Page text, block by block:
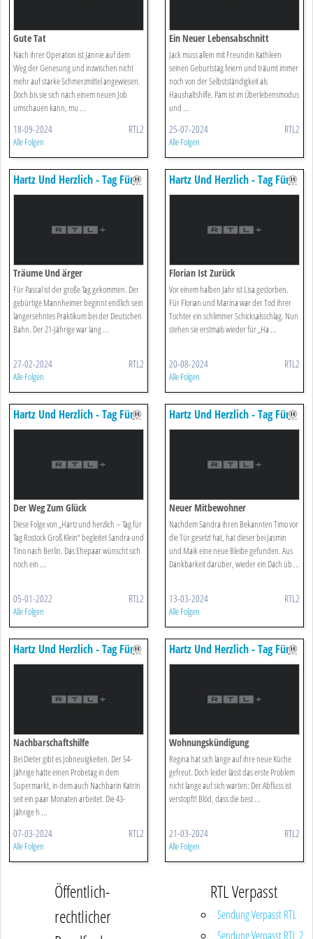
Gute Tat
Nach ihrer Operation ist Jannie auf dem
Weg der Genesung und inzwischen nicht
mehr auf starke Schmerzmittel angewiesen.
Doch bis sie sich nach einem neuen Job
umschauen kann, mu ...
18-09-2024 RTL2
Alle Folgen
Ein Neuer Lebensabschnitt
Jack muss allein mit Freundin Kathleen
seinen Geburtstag feiern und träumt immer
noch von der Selbstständigkeit als
Haushaltshilfe. Pam ist im Überlebensmodus
und ...
25-07-2024 RTL2
Alle Folgen
Hartz Und Herzlich - Tag Für
Tag
Träume Und ärger
Für Pascal ist der große Tag gekommen. Der
gebürtige Mannheimer beginnt endlich sein
langersehntes Praktikum bei der Deutschen
Bahn. Der 21-Jährige war lang ...
27-02-2024 RTL2
Alle Folgen
Hartz Und Herzlich - Tag Für
Tag
Florian Ist Zurück
Vor einem halben Jahr ist Lisa gestorben.
Für Florian und Marina war der Tod ihrer
Tochter ein schlimmer Schicksalsschlag. Nun
stehen sie erstmals wieder für „Ha ...
20-08-2024 RTL2
Alle Folgen
Hartz Und Herzlich - Tag Für
Tag
Der Weg Zum Glück
Diese Folge von „Hartz und herzlich – Tag für
Tag Rostock Groß Klein“ begleitet Sandra und
Tino nach Berlin. Das Ehepaar wünscht sich
noch ein ...
05-01-2022 RTL2
Alle Folgen
Hartz Und Herzlich - Tag Für
Tag
Neuer Mitbewohner
Nachdem Sandra ihren Bekannten Timo vor
die Tür gesetzt hat, hat dieser bei Jasmin
und Maik eine neue Bleibe gefunden. Aus
Dankbarkeit darüber, wieder ein Dach üb ...
13-03-2024 RTL2
Alle Folgen
Hartz Und Herzlich - Tag Für
Tag
Nachbarschaftshilfe
Bei Dieter gibt es Jobneuigkeiten. Der 54-
Jährige hatte einen Probetag in dem
Supermarkt, in dem auch Nachbarin Katrin
seit ein paar Monaten arbeitet. Die 43-
Jährige h ...
07-03-2024 RTL2
Alle Folgen
Hartz Und Herzlich - Tag Für
Tag
Wohnungskündigung
Regina hat sich lange auf ihre neue Küche
gefreut. Doch leider lässt das erste Problem
nicht lange auf sich warten: Der Abfluss ist
verstopft! Blöd, dass die best ...
21-03-2024 RTL2
Alle Folgen
Öffentlich-
rechtlicher
RTL Verpasst
Sendung Verpasst RTL
Sendung Verpasst RTL 2